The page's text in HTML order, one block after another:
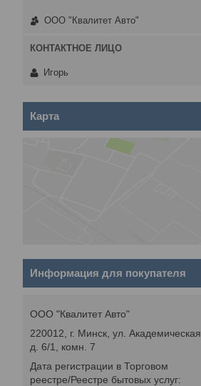
ООО "Квалитет Авто"
Игорь
Карта
Информация для покупателя
ООО "Квалитет Авто"
220012, г. Минск, ул. Академическая,
д. 6/1, комн. 7
Дата регистрации в Торговом
реестре/Реестре бытовых услуг: